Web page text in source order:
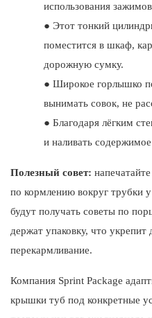
использования
● Этот тонкий
поместится в шкаф,
дорожную сумку.
● Широкое горлышко
вынимать совок, не
● Благодаря лёгким
и наливать
Полезный совет:
по кормлению вокруг трубки
будут получать советы по
держат упаковку, что укрепит
перекармливание.
Компания Sprint Package
крышки туб под конкретные